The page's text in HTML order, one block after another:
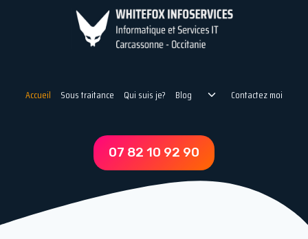
Accueil Sous traitance Qui suis je? Blog
Ouvrir/fermer
Enfant
Contactez moi
07 82 10 92 90